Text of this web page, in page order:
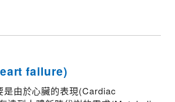
failure)
是由於心臟的表現(Cardiac